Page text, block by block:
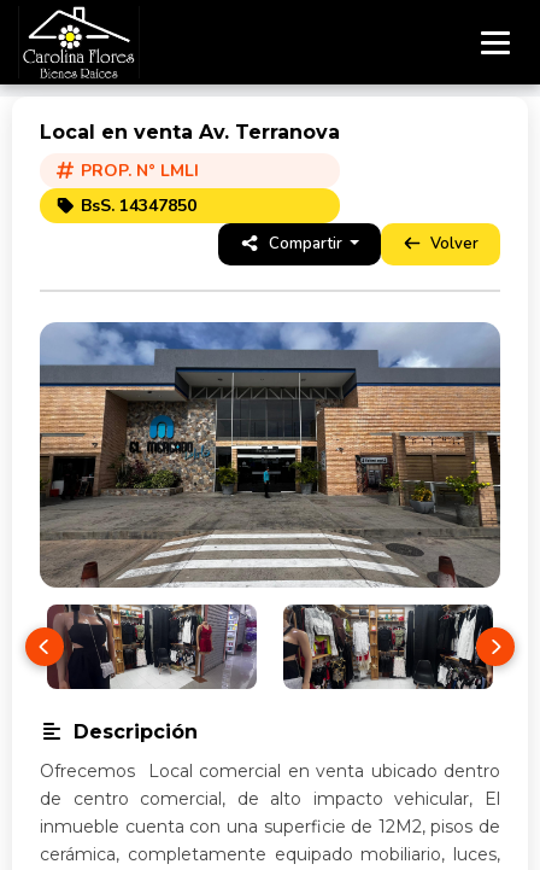
Local en venta Av. Terranova
PROP. N° LMLI
BsS. 14347850
Compartir Volver
Descripción
Ofrecemos Local comercial en venta ubicado dentro
de centro comercial, de alto impacto vehicular, El
inmueble cuenta con una superficie de 12M2, pisos de
cerámica, completamente equipado mobiliario, luces,